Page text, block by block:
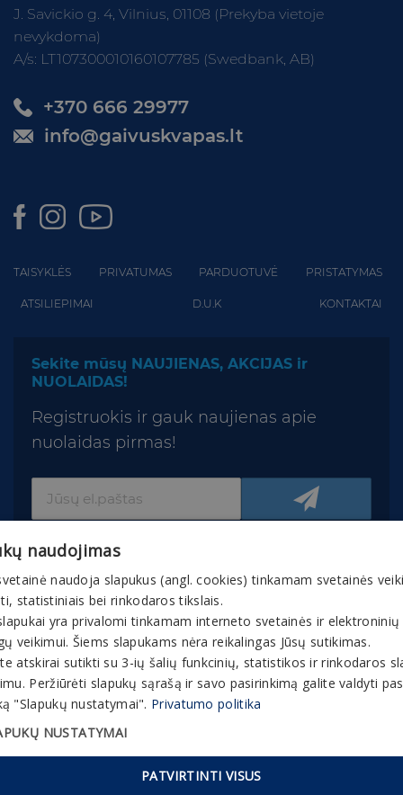
J. Savickio g. 4, Vilnius, 01108 (Prekyba vietoje
nevykdoma)
A/s: LT107300010160107785 (Swedbank, AB)
+370 666 29977
info@gaivuskvapas.lt
TAISYKLĖS PRIVATUMAS PARDUOTUVĖ PRISTATYMAS
ATSILIEPIMAI D.U.K KONTAKTAI
Sekite mūsų NAUJIENAS, AKCIJAS ir
NUOLAIDAS!
Registruokis ir gauk naujienas apie
nuolaidas pirmas!
© 2026 Gaivuskvapas.lt Interneto tinklapio turinys,
įskaitant jo tekstą, vaizdinę medžiagą, grafinį
apipavidalinimą, prekių ženklus ir kt., yra bendrovės
ir partnerių nuosavybė. Interneto tinklapyje esančią
nuosavybę kopijuoti, platinti ar kitaip panaudoti be
išankstinio rašytinio bendrovės sutikimo yra
naudojimas
naudoja slapukus (angl. cookies) tinkamam svetainės
statistiniais bei rinkodaros tikslais.
yra privalomi tinkamam interneto svetainės ir elektroninių
veikimui. Šiems slapukams nėra reikalingas Jūsų sutikimas.
atskirai sutikti su 3-ių šalių funkcinių, statistikos ir rinkodaros
Peržiūrėti slapukų sąrašą ir savo pasirinkimą galite valdyti
"Slapukų nustatymai". Privatumo politika
NUSTATYMAI
PATVIRTINTI VISUS